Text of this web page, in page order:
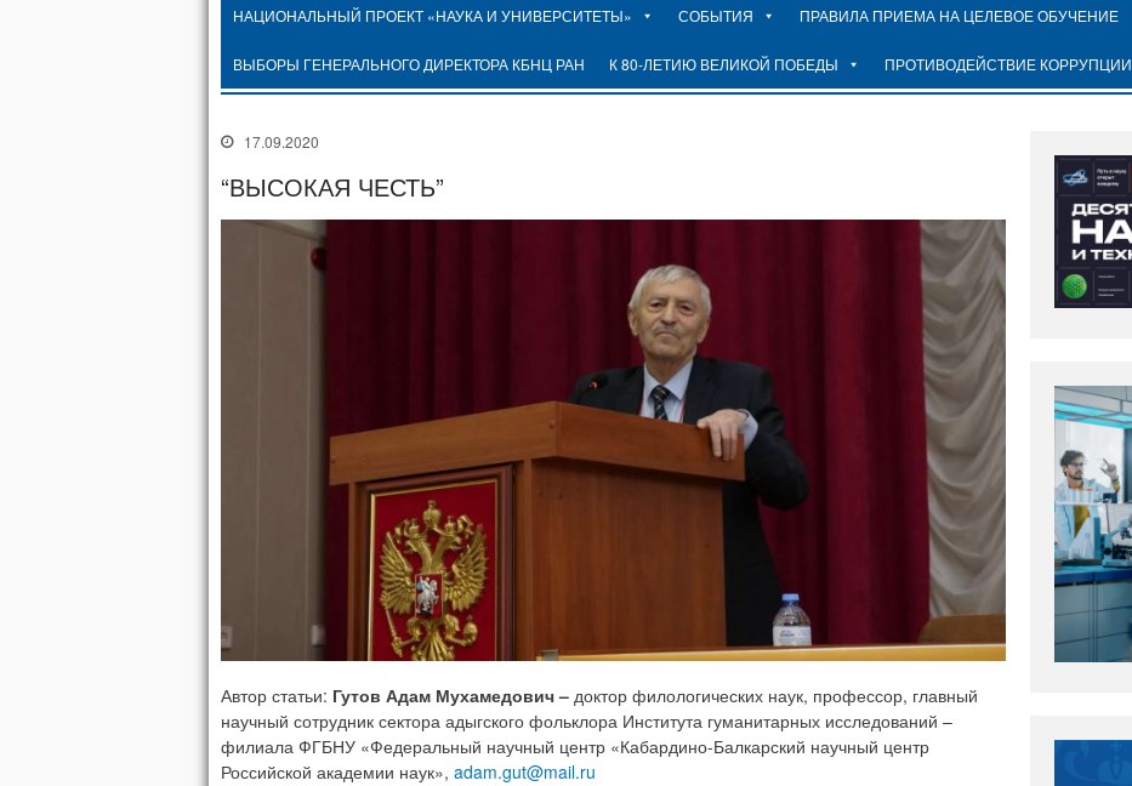
НАЦИОНАЛЬНЫЙ ПРОЕКТ «НАУКА И УНИВЕРСИТЕТЫ» СОБЫТИЯ ПРАВИЛА ПРИЕМА НА ЦЕЛЕВОЕ ОБУЧЕНИЕ
ВЫБОРЫ ГЕНЕРАЛЬНОГО ДИРЕКТОРА КБНЦ РАН К 80-ЛЕТИЮ ВЕЛИКОЙ ПОБЕДЫ ПРОТИВОДЕЙСТВИЕ КОРРУПЦИИ
17.09.2020
“ВЫСОКАЯ ЧЕСТЬ”
Автор статьи: Гутов Адам Мухамедович – доктор филологических наук, профессор, главный
научный сотрудник сектора адыгского фольклора Института гуманитарных исследований –
филиала ФГБНУ «Федеральный научный центр «Кабардино-Балкарский научный центр
Российской академии наук», adam.gut@mail.ru